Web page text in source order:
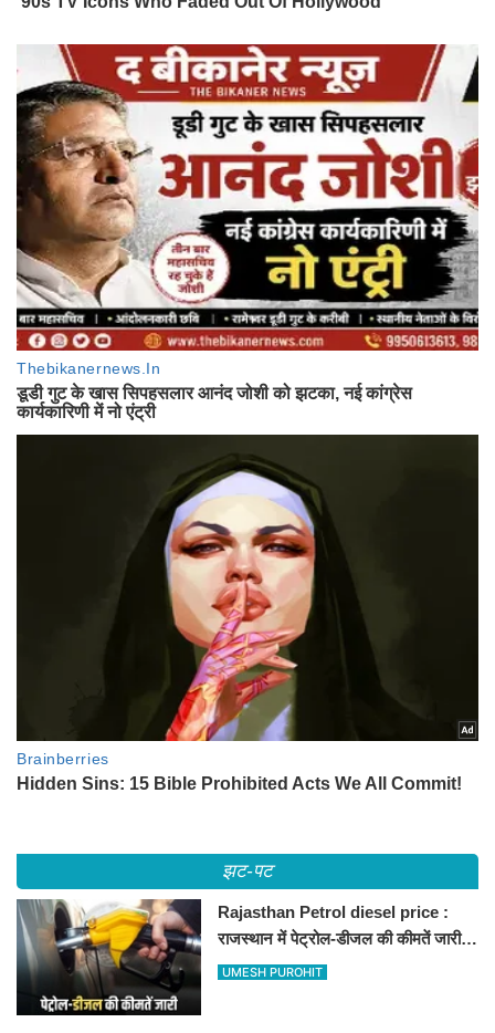
झट-पट
Rajasthan Petrol diesel price :
राजस्थान में पेट्रोल-डीजल की कीमतें जारी,
जानिए बीकानेर समेत पुरे प्रदेश में नए रेट
UMESH PUROHIT